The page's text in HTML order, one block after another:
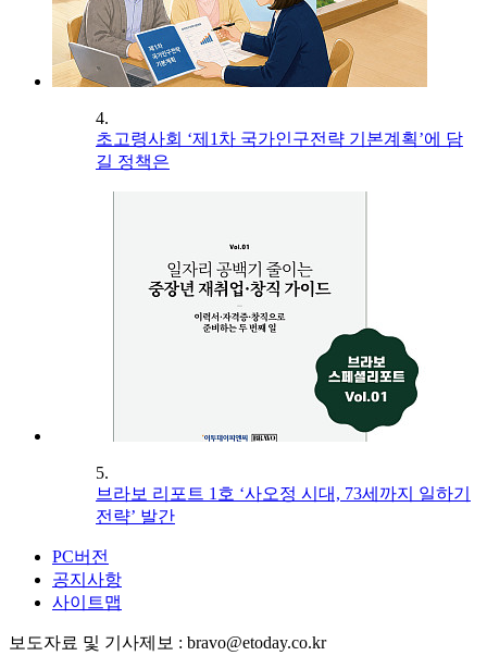
4.
초고령사회 ‘제1차 국가인구전략 기본계획’에 담
길 정책은
5.
브라보 리포트 1호 ‘사오정 시대, 73세까지 일하기
전략’ 발간
PC버전
공지사항
사이트맵
보도자료 및 기사제보 : bravo@etoday.co.kr